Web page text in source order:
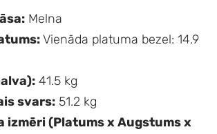
Melna
Vienāda platuma bezel: 14.9
41.5 kg
svars: 51.2 kg
izmēri (Platums x Augstums x